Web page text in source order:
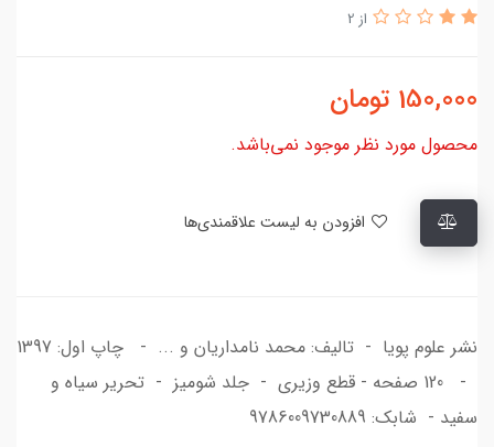
از 2
150,000 تومان
محصول مورد نظر موجود نمی‌باشد.
نشر علوم پویا - تالیف: محمد نامداریان و ... - چاپ اول: 1397
- 120 صفحه - قطع وزیری - جلد شومیز - تحریر سیاه و
سفید - شابک: 9786009730889